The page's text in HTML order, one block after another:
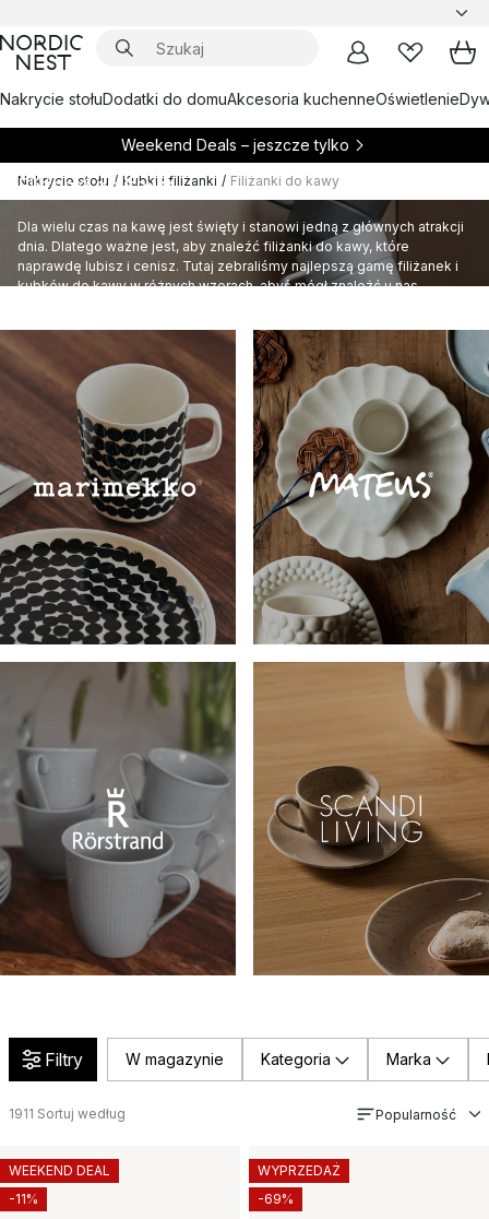
Nakrycie stołuDodatki do domuAkcesoria kuchenneOświetlenie
Weekend Deals – jeszcze tylko
Nakrycie stołu / Kubki i filiżanki / Filiżanki do kawy
Filiżanki do kawy
Dla wielu czas na kawę jest święty i stanowi jedną z głównych atrakcji
dnia. Dlatego ważne jest, aby znaleźć filiżanki do kawy, które
naprawdę lubisz i cenisz. Tutaj zebraliśmy najlepszą gamę filiżanek i
kubków do kawy w różnych wzorach, abyś mógł znaleźć u nas
Filtry W magazynie Kategoria Marka
1911 Sortuj według Popularność
WEEKEND DEAL
-11%
WYPRZEDAŻ
-69%